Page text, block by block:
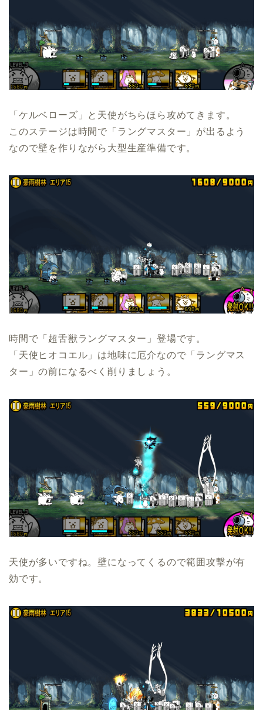
「ケルベローズ」と天使がちらほら攻めてきます。
このステージは時間で「ラングマスター」が出るよう
なので壁を作りながら大型生産準備です。
時間で「超舌獣ラングマスター」登場です。
「天使ヒオコエル」は地味に厄介なので「ラングマス
ター」の前になるべく削りましょう。
天使が多いですね。壁になってくるので範囲攻撃が有
効です。